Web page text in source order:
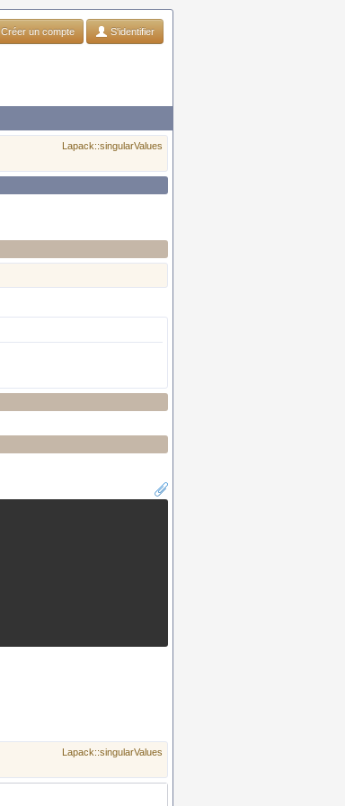
Créer un compte S'identifier
Lapack::singularValues
Lapack::singularValues